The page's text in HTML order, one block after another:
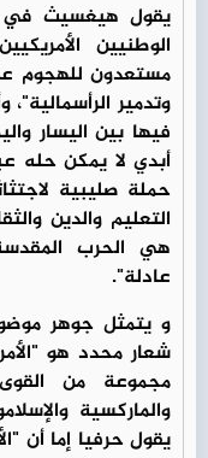
يقول هيغسيث في
الوطنيين
مستعدون للهجوم
وتدمير
فيها بين اليسار
أبدي لا يمكن حله
حملة صليبية
التعليم والدين
هي الحرب
عادلة".
و يتمثل جوهر
شعار محدد هو
مجموعة من
والماركسية
يقول حرفيا إما أن